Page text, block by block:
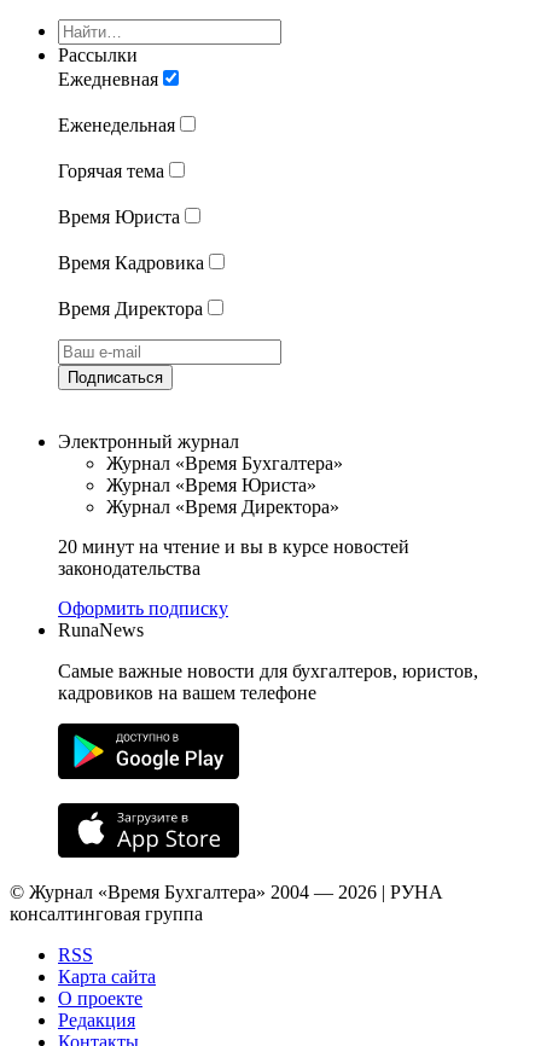
Рассылки
Ежедневная
Еженедельная
Горячая тема
Время Юриста
Время Кадровика
Время Директора
Подписаться
Электронный журнал
Журнал «Время Бухгалтера»
Журнал «Время Юриста»
Журнал «Время Директора»
20 минут на чтение и вы в курсе новостей
законодательства
Оформить подписку
RunaNews
Самые важные новости для бухгалтеров, юристов,
кадровиков на вашем телефоне
© Журнал «Время Бухгалтера» 2004 — 2026 | РУНА
консалтинговая группа
RSS
Карта сайта
О проекте
Редакция